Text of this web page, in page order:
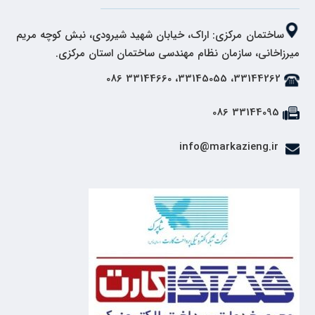
ساختمان مرکزی: اراک، خیابان شهید شیرودی، نبش کوچه مریم
میرزاخانی، سازمان نظام مهندسی ساختمان استان مرکزی.
33144262، 33145055، 33144660 086
33144095 086